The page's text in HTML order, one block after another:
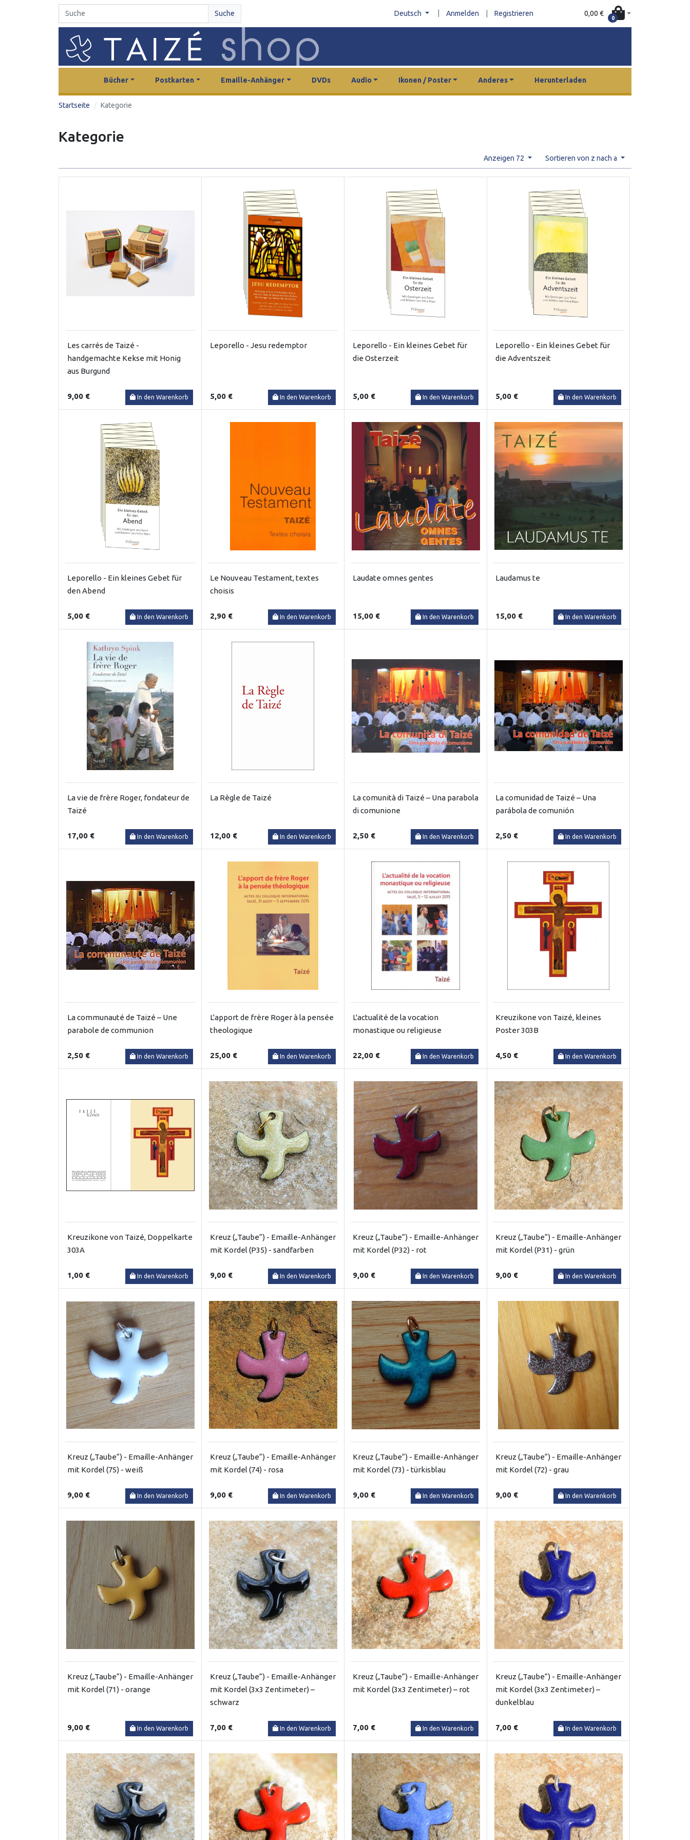
Suche Deutsch Anmelden Registrieren 0,00 €
0
Bücher Postkarten Emaille-Anhänger DVDs Audio Ikonen / Poster Anderes Herunterladen
Startseite Kategorie
Kategorie
Anzeigen 72 Sortieren von z nach a
Les carrés de Taizé -
handgemachte Kekse mit Honig
aus Burgund
9,00 € In den Warenkorb
Leporello - Jesu redemptor
5,00 € In den Warenkorb
Leporello - Ein kleines Gebet für
die Osterzeit
5,00 € In den Warenkorb
Leporello - Ein kleines Gebet für
die Adventszeit
5,00 € In den Warenkorb
Leporello - Ein kleines Gebet für
den Abend
5,00 € In den Warenkorb
Le Nouveau Testament, textes
choisis
2,90 € In den Warenkorb
Laudate omnes gentes
15,00 € In den Warenkorb
Laudamus te
15,00 € In den Warenkorb
La vie de frère Roger, fondateur de
Taizé
17,00 € In den Warenkorb
La Règle de Taizé
12,00 € In den Warenkorb
La comunità di Taizé – Una parabola
di comunione
2,50 € In den Warenkorb
La comunidad de Taizé – Una
parábola de comunión
2,50 € In den Warenkorb
La communauté de Taizé – Une
parabole de communion
2,50 € In den Warenkorb
L'apport de frère Roger à la pensée
theologique
25,00 € In den Warenkorb
L'actualité de la vocation
monastique ou religieuse
22,00 € In den Warenkorb
Kreuzikone von Taizé, kleines
Poster 303B
4,50 € In den Warenkorb
Kreuzikone von Taizé, Doppelkarte
303A
1,00 € In den Warenkorb
Kreuz („Taube“) - Emaille-Anhänger
mit Kordel (P35) - sandfarben
9,00 € In den Warenkorb
Kreuz („Taube“) - Emaille-Anhänger
mit Kordel (P32) - rot
9,00 € In den Warenkorb
Kreuz („Taube“) - Emaille-Anhänger
mit Kordel (P31) - grün
9,00 € In den Warenkorb
Kreuz („Taube“) - Emaille-Anhänger
mit Kordel (75) - weiß
9,00 € In den Warenkorb
Kreuz („Taube“) - Emaille-Anhänger
mit Kordel (74) - rosa
9,00 € In den Warenkorb
Kreuz („Taube“) - Emaille-Anhänger
mit Kordel (73) - türkisblau
9,00 € In den Warenkorb
Kreuz („Taube“) - Emaille-Anhänger
mit Kordel (72) - grau
9,00 € In den Warenkorb
Kreuz („Taube“) - Emaille-Anhänger
mit Kordel (71) - orange
9,00 € In den Warenkorb
Kreuz („Taube“) - Emaille-Anhänger
mit Kordel (3x3 Zentimeter) –
schwarz
7,00 € In den Warenkorb
Kreuz („Taube“) - Emaille-Anhänger
mit Kordel (3x3 Zentimeter) – rot
7,00 € In den Warenkorb
Kreuz („Taube“) - Emaille-Anhänger
mit Kordel (3x3 Zentimeter) –
dunkelblau
7,00 € In den Warenkorb